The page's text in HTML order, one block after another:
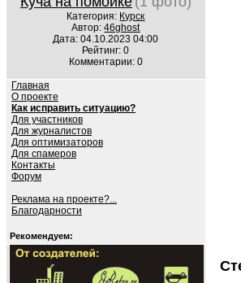
Категория: Курск
Автор:46ghost
Дата: 04.10.2023 04:00
Рейтинг: 0
Комментарии: 0
Главная
О проекте
Как исправить ситуацию?
Для участников
Для журналистов
Для оптимизаторов
Для спамеров
Контакты
Форум
Реклама на проекте?...
Благодарности
Рекомендуем: